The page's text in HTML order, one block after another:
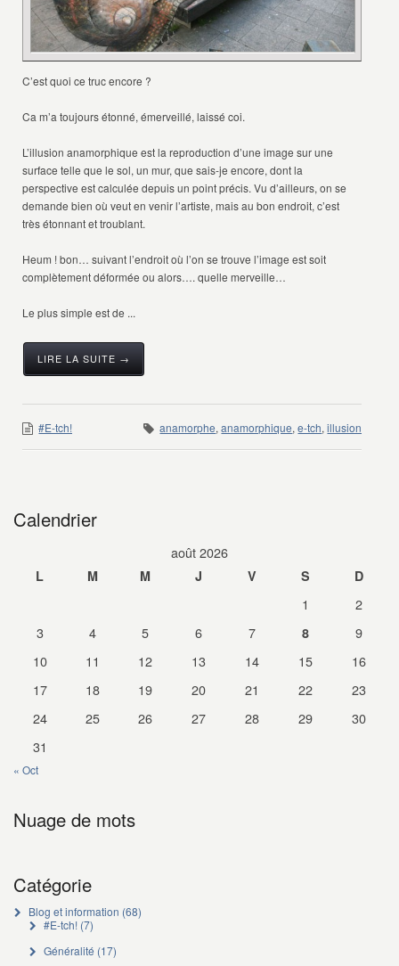
C’est quoi ce truc encore ?
Ca m’a toujours étonné, émerveillé, laissé coi.
L’illusion anamorphique est la reproduction d’une image sur une
surface telle que le sol, un mur, que sais-je encore, dont la
perspective est calculée depuis un point précis. Vu d’ailleurs, on se
demande bien où veut en venir l’artiste, mais au bon endroit, c’est
très étonnant et troublant.
Heum ! bon… suivant l’endroit où l’on se trouve l’image est soit
complètement déformée ou alors…. quelle merveille…
Le plus simple est de ...
LIRE LA SUITE →
#E-tch! anamorphe,anamorphique,e-tch,illusion
Calendrier
août 2026
L M M J V S D
1
2
3
4 5 6 7 8
9
10
11 12 13 14 15
16
17
18 19 20 21 22
23
24
25 26 27 28 29
30
31
« Oct
Nuage de mots
Catégorie
Blog et information (68)
#E-tch!(7)
Généralité (17)